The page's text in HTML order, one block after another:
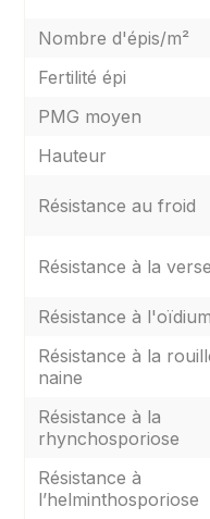
Nombre d'épis/m²
Fertilité épi
PMG moyen
Hauteur
Résistance au froid
Résistance à la verse
Résistance à l'oïdium
Résistance à la
naine
Résistance à la
rhynchosporiose
Résistance à
l’helminthosporiose